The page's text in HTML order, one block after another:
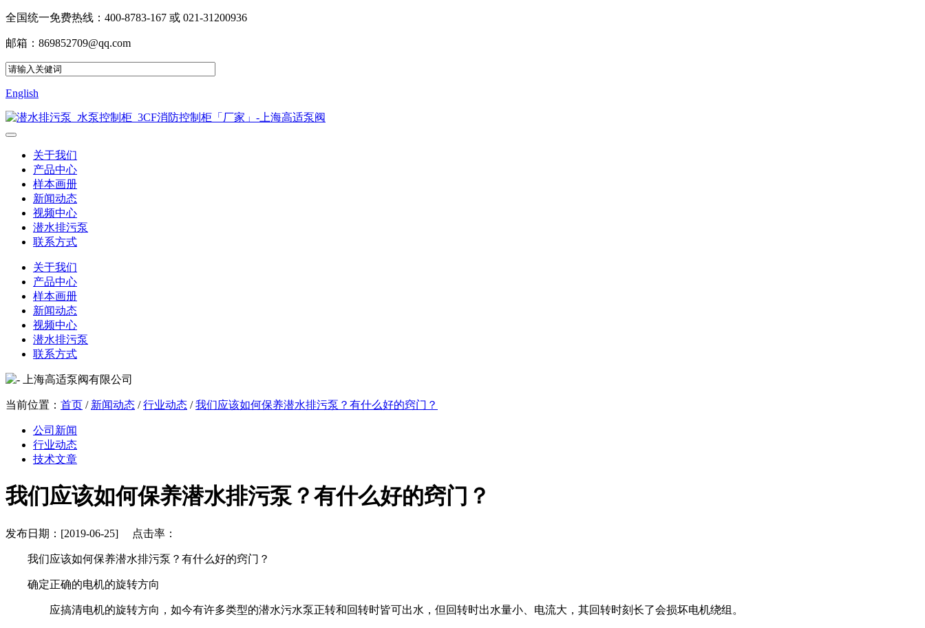
全国统一免费热线：400-8783-167 或 021-31200936
邮箱：869852709@qq.com
English
关于我们
产品中心
样本画册
新闻动态
视频中心
潜水排污泵
联系方式
关于我们
产品中心
样本画册
新闻动态
视频中心
潜水排污泵
联系方式
当前位置： 首页 / 新闻动态 /行业动态 /我们应该如何保养潜水排污泵？有什么好的窍门？
公司新闻
行业动态
技术文章
我们应该如何保养潜水排污泵？有什么好的窍门？
发布日期：[2019-06-25] 点击率：
我们应该如何保养潜水排污泵？有什么好的窍门？
确定正确的电机的旋转方向
应搞清电机的旋转方向，如今有许多类型的潜水污水泵正转和回转时皆可出水，但回转时出水量小、电流大，其回转时刻长了会损坏电机绕组。